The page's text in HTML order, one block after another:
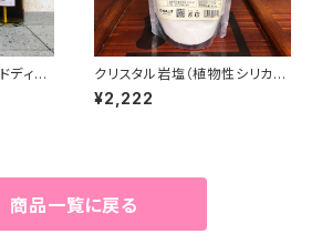
ディフ
クリスタル岩塩（植物性シリカ入
り） 300g
¥2,222
商品一覧に戻る